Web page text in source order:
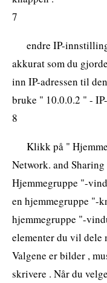
7
endre IP-
akkurat som du
inn IP-adressen til
bruke " 10.0.0.2 " -
8
Klikk på "
Network. and
Hjemmegruppe "-
en hjemmegruppe "-
hjemmegruppe "-
elementer du vil dele
Valgene er bilder ,
skrivere . Når du